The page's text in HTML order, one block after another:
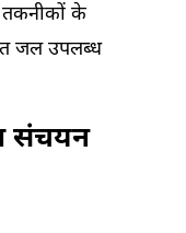
तकनीकों के
जल उपलब्ध
संचयन